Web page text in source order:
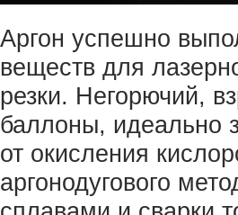
Аргон успешно
веществ для
резки. Негорючий,
баллоны, идеально
от окисления
аргонодугового